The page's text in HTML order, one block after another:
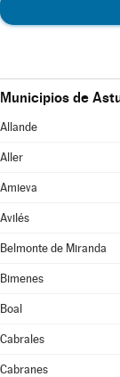
Municipios de
Allande
Aller
Amieva
Avilés
Belmonte de Miranda
Bimenes
Boal
Cabrales
Cabranes